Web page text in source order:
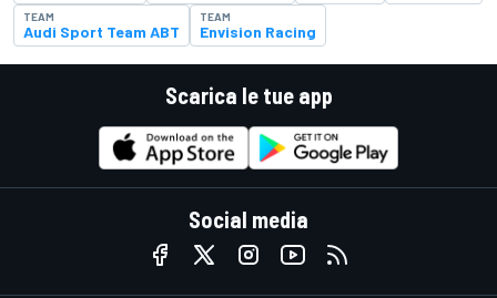
TEAM
Audi Sport Team ABT
TEAM
Envision Racing
Scarica le tue app
Social media